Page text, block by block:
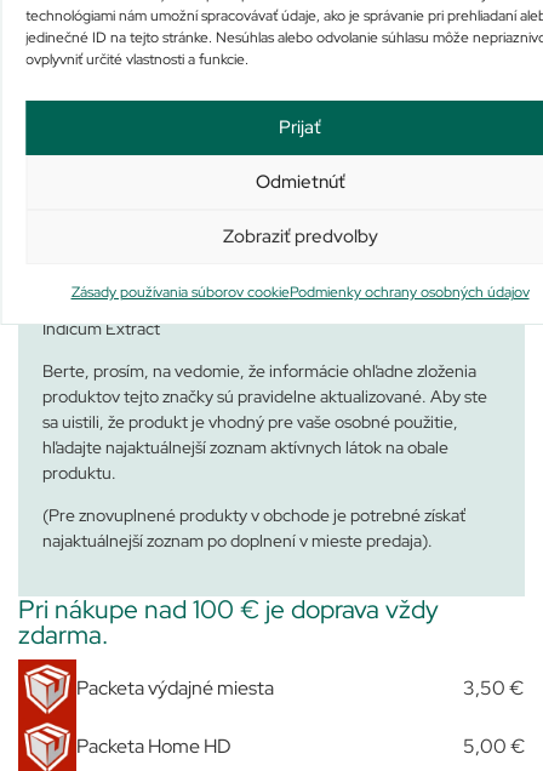
technológiami nám umožní spracovávať údaje, ako je správanie pri prehliadaní
jedinečné ID na tejto stránke. Nesúhlas alebo odvolanie súhlasu môže
ovplyvniť určité vlastnosti a funkcie.
Prijať
Odmietnúť
Zobraziť predvoľby
Zásady používania súborov cookiePodmienky ochrany osobných údajov
Sesquistearate, Cetearyl Alcohol, Dimethicone, Methyl
Glucose Sesquistearate, Asparagopsis Armata Extract,
Ceramide NP, Ceramide AP, Potassium Sorbate, Ceramide
EOP, Sorbitol, Carbomer, Zinc Citrate, Behentrimonium
Methosulfate, Triethanolamine, Aloe Barbadensis Leaf
Equisetum Arvense Extract, Sodium Hyaluronate,
Sweet Almond Oil, Tocopherol, Ascophyllum Nodosum
Extract, Laureth-4, Hydrogenated Vegetable Oil,
Gum, Butylene Glycol, Ethylhexylglycerin, Chrysanthellum
Indicum Extract
Berte, prosím, na vedomie, že informácie ohľadne zloženia
produktov tejto značky sú pravidelne aktualizované. Aby ste
sa uistili, že produkt je vhodný pre vaše osobné použitie,
hľadajte najaktuálnejší zoznam aktívnych látok na obale
produktu.
(Pre znovuplnené produkty v obchode je potrebné získať
najaktuálnejší zoznam po doplnení v mieste predaja).
Pri nákupe nad 100 € je doprava vždy
zdarma.
Packeta výdajné miesta 3,50 €
Packeta Home HD 5,00 €